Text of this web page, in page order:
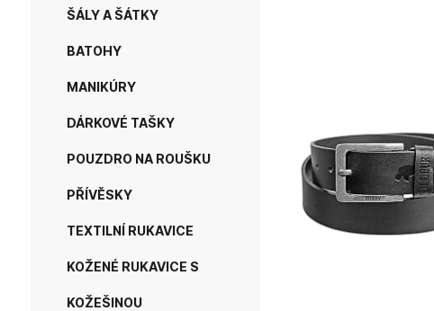
ŠÁLY A ŠÁTKY
BATOHY
MANIKÚRY
DÁRKOVÉ TAŠKY
POUZDRO NA ROUŠKU
PŘÍVĚSKY
TEXTILNÍ RUKAVICE
KOŽENÉ RUKAVICE S
KOŽEŠINOU